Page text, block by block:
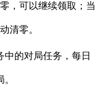
，可以继续领取；当
清零。
的对局任务，每日